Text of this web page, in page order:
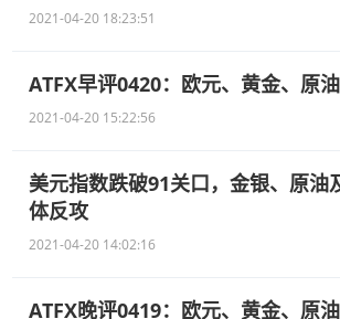
2021-04-20 18:23:51
ATFX早评0420：欧元、黄金、原
2021-04-20 15:22:56
美元指数跌破91关口，金银、原油
体反攻
2021-04-20 14:02:16
ATFX晚评0419：欧元、黄金、原